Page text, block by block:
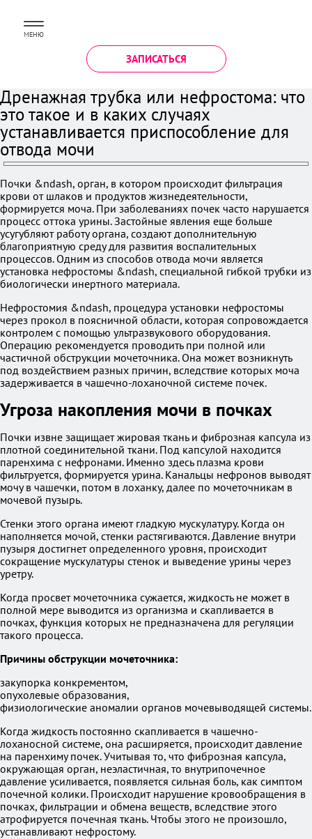
МЕНЮ
ЗАПИСАТЬСЯ
Дренажная трубка или нефростома: что
это такое и в каких случаях
устанавливается приспособление для
отвода мочи
Почки &ndash, орган, в котором происходит фильтрация
крови от шлаков и продуктов жизнедеятельности,
формируется моча. При заболеваниях почек часто нарушается
процесс оттока урины. Застойные явления еще больше
усугубляют работу органа, создают дополнительную
благоприятную среду для развития воспалительных
процессов. Одним из способов отвода мочи является
установка нефростомы &ndash, специальной гибкой трубки из
биологически инертного материала.
Нефростомия &ndash, процедура установки нефростомы
через прокол в поясничной области, которая сопровождается
контролем с помощью ультразвукового оборудования.
Операцию рекомендуется проводить при полной или
частичной обструкции мочеточника. Она может возникнуть
под воздействием разных причин, вследствие которых моча
задерживается в чашечно-лоханочной системе почек.
Угроза накопления мочи в почках
Почки извне защищает жировая ткань и фиброзная капсула из
плотной соединительной ткани. Под капсулой находится
паренхима с нефронами. Именно здесь плазма крови
фильтруется, формируется урина. Канальцы нефронов выводят
мочу в чашечки, потом в лоханку, далее по мочеточникам в
мочевой пузырь.
Стенки этого органа имеют гладкую мускулатуру. Когда он
наполняется мочой, стенки растягиваются. Давление внутри
пузыря достигнет определенного уровня, происходит
сокращение мускулатуры стенок и выведение урины через
уретру.
Когда просвет мочеточника сужается, жидкость не может в
полной мере выводится из организма и скапливается в
почках, функция которых не предназначена для регуляции
такого процесса.
Причины обструкции мочеточника:
закупорка конкрементом,
опухолевые образования,
физиологические аномалии органов мочевыводящей системы.
Когда жидкость постоянно скапливается в чашечно-
лоханосной системе, она расширяется, происходит давление
на паренхиму почек. Учитывая то, что фиброзная капсула,
окружающая орган, неэластичная, то внутрипочечное
давление усиливается, появляется сильная боль, как симптом
почечной колики. Происходит нарушение кровообращения в
почках, фильтрации и обмена веществ, вследствие этого
атрофируется почечная ткань. Чтобы этого не произошло,
устанавливают нефростому.